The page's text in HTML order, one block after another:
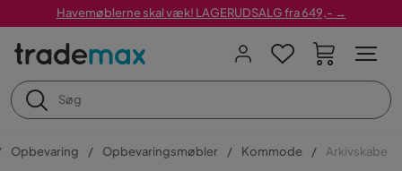
Havemøblerne skal væk! LAGERUDSALG fra 649,- →
Opbevaring Opbevaringsmøbler Kommode Arkivskabe